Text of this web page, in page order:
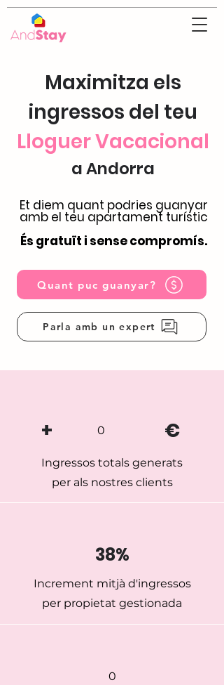
Maximitza els
ingressos del teu
Lloguer Vacacional
a Andorra
Et diem quant podries guanyar
amb el teu apartament turístic
És gratuït i sense compromís.
Quant puc guanyar?
Parla amb un expert
+ 0 €
Ingressos totals generats
per als nostres clients
38%
Increment mitjà d'ingressos
per propietat gestionada
0